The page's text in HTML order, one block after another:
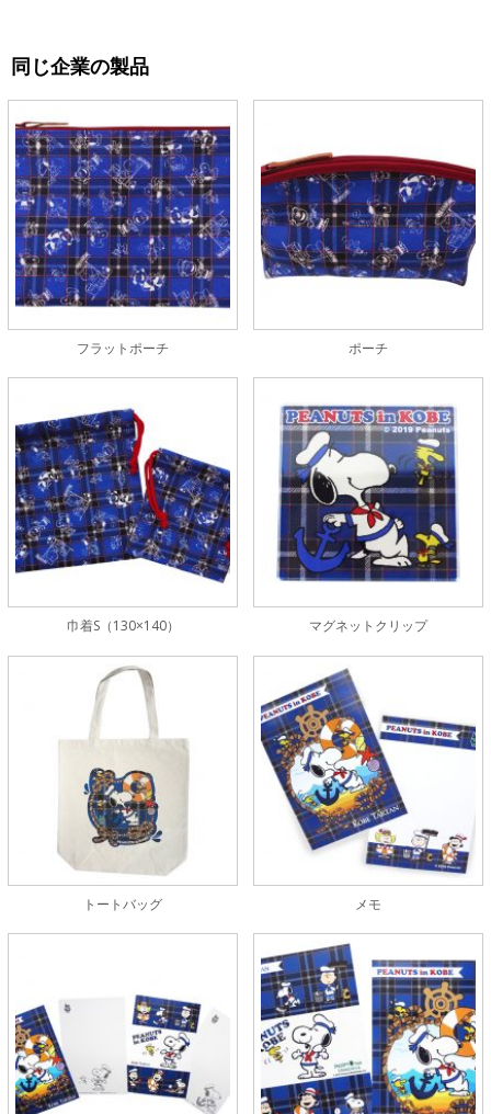
同じ企業の製品
フラットポーチ ポーチ
巾着S（130×140） マグネットクリップ
トートバッグ メモ